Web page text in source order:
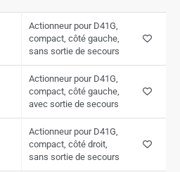
Actionneur pour D41G,
compact, côté gauche,
sans sortie de secours
Actionneur pour D41G,
compact, côté gauche,
avec sortie de secours
Actionneur pour D41G,
compact, côté droit,
sans sortie de secours